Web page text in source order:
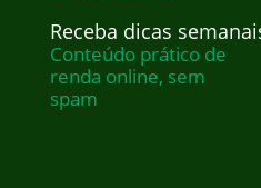
Receba dicas
Conteúdo prático de
renda online, sem
spam